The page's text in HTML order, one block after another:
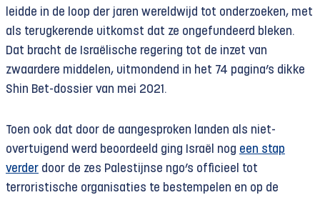
leidde in de loop der jaren wereldwijd tot onderzoeken, met
als terugkerende uitkomst dat ze ongefundeerd bleken.
Dat bracht de Israëlische regering tot de inzet van
zwaardere middelen, uitmondend in het 74 pagina’s dikke
Shin Bet-dossier van mei 2021.
Toen ook dat door de aangesproken landen als niet-
overtuigend werd beoordeeld ging Israël nog een stap
verder door de zes Palestijnse ngo’s officieel tot
terroristische organisaties te bestempelen en op de